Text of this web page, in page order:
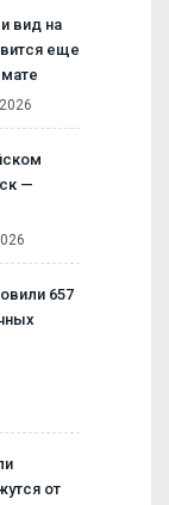
вид на
еще
—
657
от